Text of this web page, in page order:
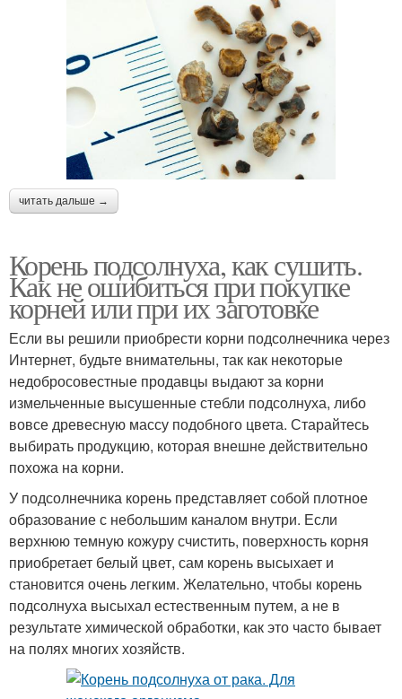
читать дальше →
Корень подсолнуха, как сушить.
Как не ошибиться при покупке
корней или при их заготовке
Если вы решили приобрести корни подсолнечника через
Интернет, будьте внимательны, так как некоторые
недобросовестные продавцы выдают за корни
измельченные высушенные стебли подсолнуха, либо
вовсе древесную массу подобного цвета. Старайтесь
выбирать продукцию, которая внешне действительно
похожа на корни.
У подсолнечника корень представляет собой плотное
образование с небольшим каналом внутри. Если
верхнюю темную кожуру счистить, поверхность корня
приобретает белый цвет, сам корень высыхает и
становится очень легким. Желательно, чтобы корень
подсолнуха высыхал естественным путем, а не в
результате химической обработки, как это часто бывает
на полях многих хозяйств.